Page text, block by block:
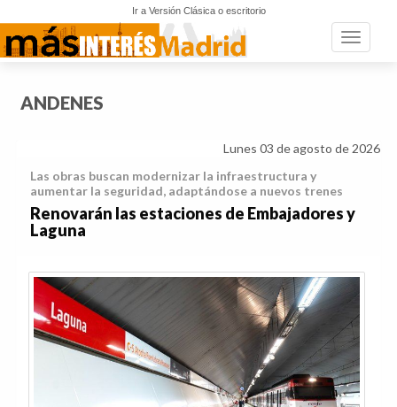
Ir a Versión Clásica o escritorio
Toggle
ANDENES
Lunes 03 de agosto de 2026
Las obras buscan modernizar la infraestructura y
aumentar la seguridad, adaptándose a nuevos trenes
Renovarán las estaciones de Embajadores y
Laguna